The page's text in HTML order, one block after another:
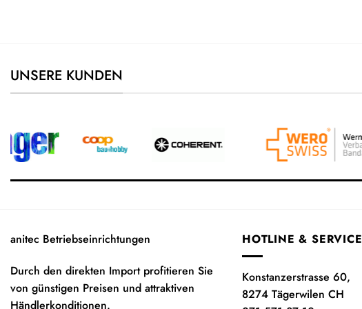
UNSERE KUNDEN
anitec Betriebseinrichtungen
Durch den direkten Import profitieren Sie
von günstigen Preisen und attraktiven
Händlerkonditionen.
HOTLINE & SERVICE
Konstanzerstrasse 60,
8274 Tägerwilen CH